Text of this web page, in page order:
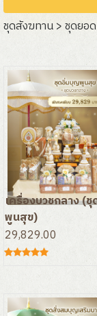
ชุดโปรโมชั่
ชุดยอดนิยม
ชุดสังฆทา
ชุดกล่องบุ
ชุดเครื่องส
ชุดถุงบุญรั
ชุดทำบุญ
ชุดสังฆทาน > ชุดยอ
เครื่องบวชกลาง (
พูนสุข)
29,829.00